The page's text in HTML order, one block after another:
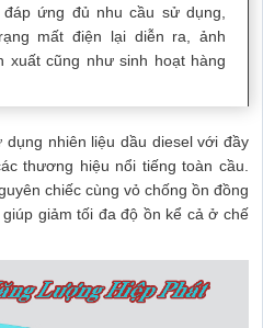
ứng đủ nhu cầu sử dụng,
mất điện lại diễn ra, ảnh
xuất cũng như sinh hoạt hàng
dụng nhiên liệu dầu diesel với đầy
thương hiệu nổi tiếng toàn cầu.
chiếc cùng vỏ chống ồn đồng
giảm tối đa độ ồn kể cả ở chế